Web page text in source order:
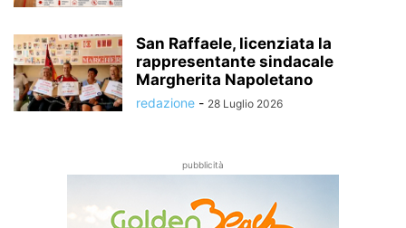
San Raffaele, licenziata la
rappresentante sindacale
Margherita Napoletano
redazione - 28 Luglio 2026
pubblicità